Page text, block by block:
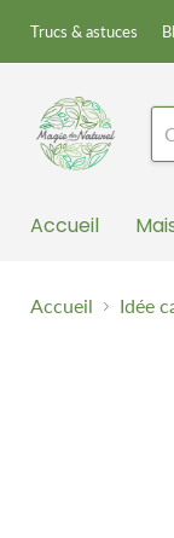
Trucs & astuces
Accueil
Accueil Idée